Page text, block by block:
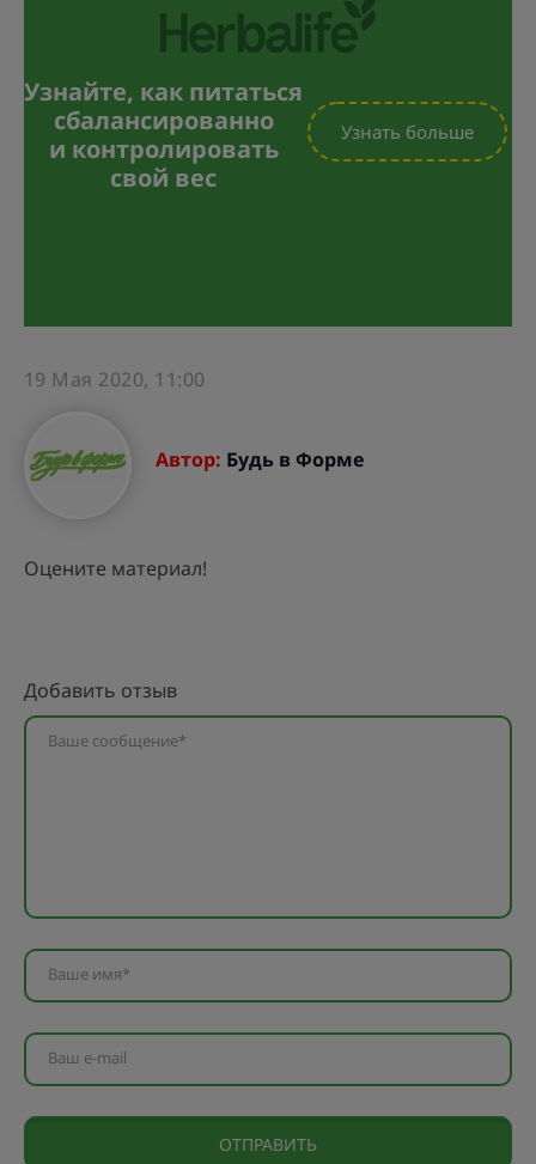
Узнайте, как питаться
сбалансированно
и контролировать
свой вес
Узнать больше
19 Мая 2020, 11:00
Автор: Будь в Форме
Оцените материал!
Добавить отзыв
Ваше сообщение*
Ваше имя*
Ваш e-mail